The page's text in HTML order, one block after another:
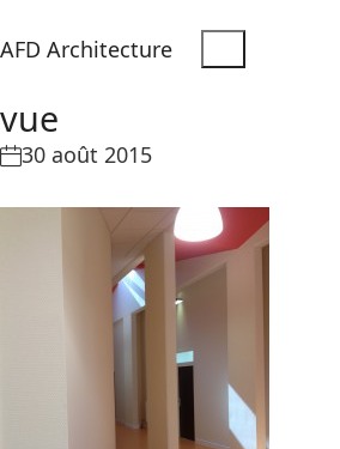
AFD Architecture
vue
30 août 2015